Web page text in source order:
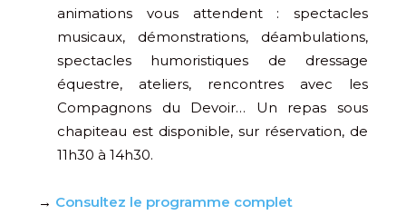
animations vous attendent : spectacles
musicaux, démonstrations, déambulations,
spectacles humoristiques de dressage
équestre, ateliers, rencontres avec les
Compagnons du Devoir… Un repas sous
chapiteau est disponible, sur réservation, de
11h30 à 14h30.
→ Consultez le programme complet